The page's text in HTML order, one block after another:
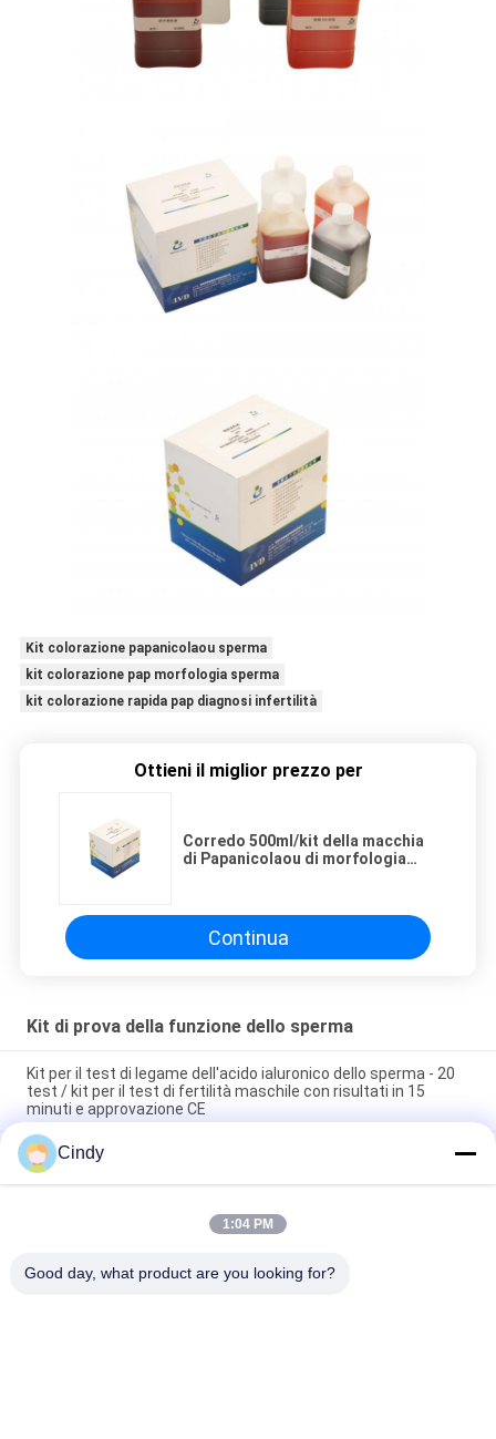
Kit colorazione papanicolaou sperma
kit colorazione pap morfologia sperma
kit colorazione rapida pap diagnosi infertilità
Ottieni il miglior prezzo per
Corredo 500ml/kit della macchia
di Papanicolaou di morfologia
Continua
Kit di prova della funzione dello sperma
Kit per il test di legame dell'acido ialuronico dello sperma - 20
test / kit per il test di fertilità maschile con risultati in 15
minuti e approvazione CE
Kit di prova per la frammentazione del DNA dello sperma di
Wright con metodo SCD per 40 test/Kit nei laboratori di
andrologia
Determinazione degli anticorpi IgG anti-spermatozoi (metodo
Cindy
1:04 PM
Good day, what product are you looking for?